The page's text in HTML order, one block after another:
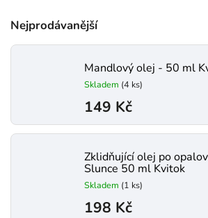
Nejprodávanější
Mandlový olej - 50 ml
Skladem (4 ks)
149 Kč
Zklidňující olej po
Slunce 50 ml Kvitok
Skladem (1 ks)
198 Kč